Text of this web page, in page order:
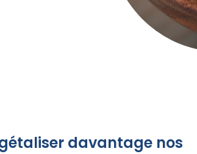
davantage nos